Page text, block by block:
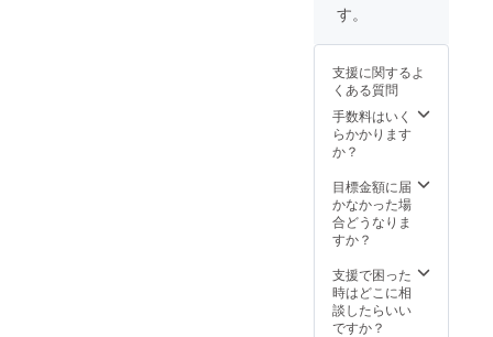
ては一
になる
可能性
もござ
いま
す。ご
ださ
い。
す。
支援に関するよ
くある質問
手数料はいく
らかかります
か？
目標金額に届
かなかった場
合どうなりま
すか？
支援で困った
時はどこに相
談したらいい
ですか？